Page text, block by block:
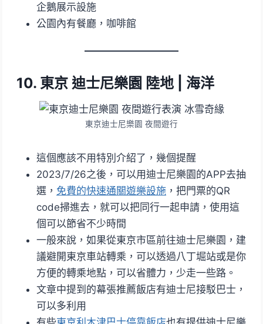
企鵝展示設施
公園內有餐廳，咖啡館
10. 東京 迪士尼樂園 陸地 | 海洋
東京迪士尼樂園 夜間遊行
這個應該不用特別介紹了，幾個提醒
2023/7/26之後，可以用迪士尼樂園的APP去抽
選， 免費的快速通關遊樂設施 ，把門票的QR
code掃進去，就可以把同行一起申請，使用這
個可以節省不少時間
一般來說，如果從東京市區前往迪士尼樂園，建
議避開東京車站轉乘，可以透過八丁堀站或是你
方便的轉乘地點，可以省體力，少走一些路。
文章中提到的幕張推薦飯店有迪士尼接駁巴士，
可以多利用